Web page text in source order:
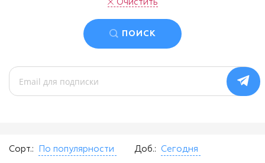
Очистить
ПОИСК
Сорт.: По популярности Доб.: Сегодня
$